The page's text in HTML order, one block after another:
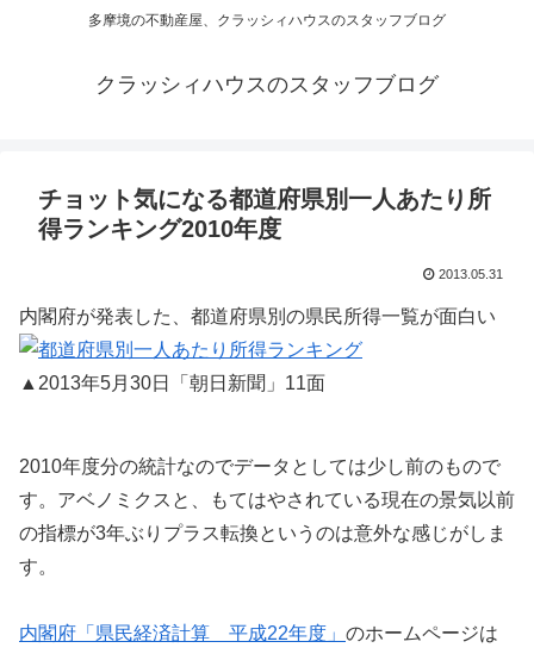
多摩境の不動産屋、クラッシィハウスのスタッフブログ
クラッシィハウスのスタッフブログ
チョット気になる都道府県別一人あたり所
得ランキング2010年度
2013.05.31
内閣府が発表した、都道府県別の県民所得一覧が面白い
▲2013年5月30日「朝日新聞」11面
2010年度分の統計なのでデータとしては少し前のもので
す。アベノミクスと、もてはやされている現在の景気以前
の指標が3年ぶりプラス転換というのは意外な感じがしま
す。
内閣府「県民経済計算 平成22年度」 のホームページは